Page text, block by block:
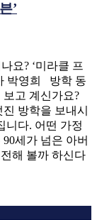
’
요? ‘미라클 프
박영희 방학 동
고 계신가요?
방학을 보내시
니다. 어떤 가정
세가 넘은 아버
해 볼까 하신다